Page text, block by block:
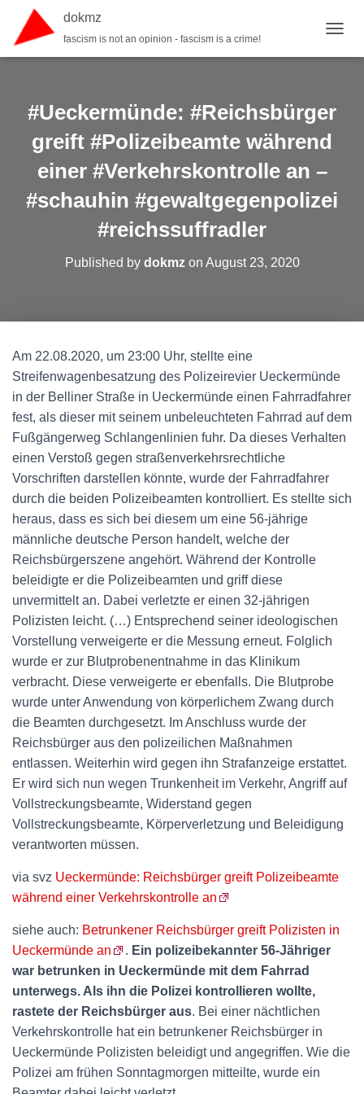
dokmz
fascism is not an opinion - fascism is a crime!
#Ueckermünde: #Reichsbürger
greift #Polizeibeamte während
einer #Verkehrskontrolle an –
#schauhin #gewaltgegenpolizei
#reichssuffradler
Published by dokmzon August 23, 2020
Am 22.08.2020, um 23:00 Uhr, stellte eine
Streifenwagenbesatzung des Polizeirevier Ueckermünde
in der Belliner Straße in Ueckermünde einen Fahrradfahrer
fest, als dieser mit seinem unbeleuchteten Fahrrad auf dem
Fußgängerweg Schlangenlinien fuhr. Da dieses Verhalten
einen Verstoß gegen straßenverkehrsrechtliche
Vorschriften darstellen könnte, wurde der Fahrradfahrer
durch die beiden Polizeibeamten kontrolliert. Es stellte sich
heraus, dass es sich bei diesem um eine 56-jährige
männliche deutsche Person handelt, welche der
Reichsbürgerszene angehört. Während der Kontrolle
beleidigte er die Polizeibeamten und griff diese
unvermittelt an. Dabei verletzte er einen 32-jährigen
Polizisten leicht. (…) Entsprechend seiner ideologischen
Vorstellung verweigerte er die Messung erneut. Folglich
wurde er zur Blutprobenentnahme in das Klinikum
verbracht. Diese verweigerte er ebenfalls. Die Blutprobe
wurde unter Anwendung von körperlichem Zwang durch
die Beamten durchgesetzt. Im Anschluss wurde der
Reichsbürger aus den polizeilichen Maßnahmen
entlassen. Weiterhin wird gegen ihn Strafanzeige erstattet.
Er wird sich nun wegen Trunkenheit im Verkehr, Angriff auf
Vollstreckungsbeamte, Widerstand gegen
Vollstreckungsbeamte, Körperverletzung und Beleidigung
verantworten müssen.
via svz Ueckermünde: Reichsbürger greift Polizeibeamte
während einer Verkehrskontrolle an
siehe auch: Betrunkener Reichsbürger greift Polizisten in
Ueckermünde an
. Ein polizeibekannter 56-Jähriger
war betrunken in Ueckermünde mit dem Fahrrad
unterwegs. Als ihn die Polizei kontrollieren wollte,
rastete der Reichsbürger aus. Bei einer nächtlichen
Verkehrskontrolle hat ein betrunkener Reichsbürger in
Ueckermünde Polizisten beleidigt und angegriffen. Wie die
Polizei am frühen Sonntagmorgen mitteilte, wurde ein